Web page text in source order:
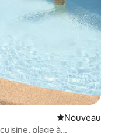
Nouvel
Nouveau
plage à